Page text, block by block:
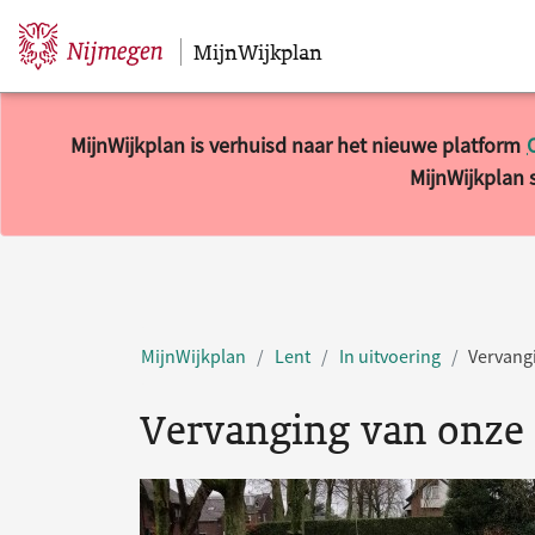
Sla navigatie over MijnWijkplan
MijnWijkplan is verhuisd naar het nieuwe platform
MijnWijkplan
MijnWijkplan Lent In uitvoering
Vervanging van